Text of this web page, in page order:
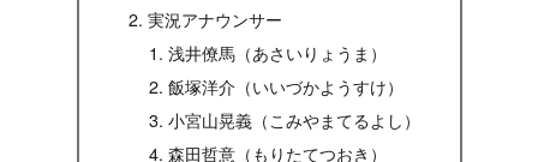
実況アナウンサー
浅井僚馬（あさいりょうま）
飯塚洋介（いいづかようすけ）
小宮山晃義（こみやまてるよし）
森田哲意（もりたてつおき）